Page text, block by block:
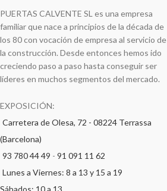
PUERTAS CALVENTE SL es una empresa
familiar que nace a principios de la década de
los 80 con vocación de empresa al servicio de
la construcción. Desde entonces hemos ido
creciendo paso a paso hasta conseguir ser
líderes en muchos segmentos del mercado.
EXPOSICIÓN:
Carretera de Olesa, 72 - 08224 Terrassa
(Barcelona)
93 780 44 49 - 91 091 11 62
Lunes a Viernes: 8 a 13 y 15 a 19
Sábados: 10 a 13